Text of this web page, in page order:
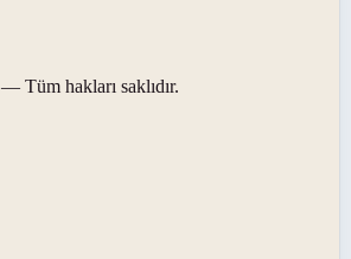
— Tüm hakları saklıdır.